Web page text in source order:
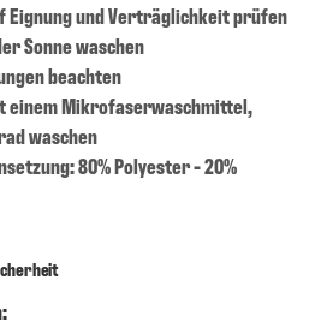
Eignung und Verträglichkeit prüfen
Sonne waschen
beachten
Mikrofaserwaschmittel,
waschen
80% Polyester - 20%